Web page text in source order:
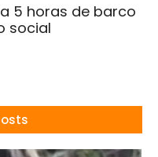
5 horas de barco
social